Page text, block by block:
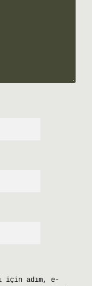
için adım, e-